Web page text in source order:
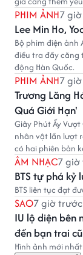
PHIM ẢNH7
Lee Min Ho,
Bộ phim điện ảnh
điều tra đầy căng
động Hàn Quốc.
PHIM ẢNH7
Trương Lăng
Quá Giới Hạn'
Giây Phút Ấy
nhân vật lần lượt
có hai phiên bản
ÂM NHẠC7
BTS tự phá kỷ
BTS liên tục đạt
SAO7 giờ trước
IU lộ diện bên
đến bạn trai cũ
Hình ảnh mới